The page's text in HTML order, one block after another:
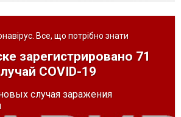
Все, що потрібно знати
зарегистрировано 71
COVID-19
случая заражения